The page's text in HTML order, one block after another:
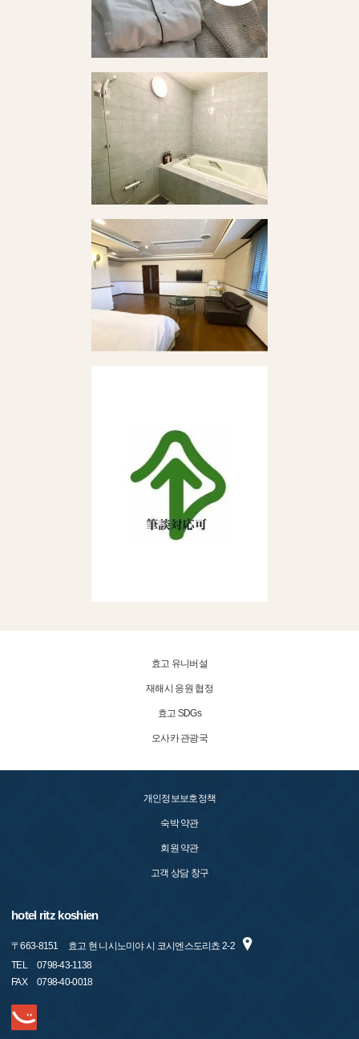
효고 유니버설
재해시 응원 협정
효고 SDGs
오사카 관광국
개인정보보호정책
숙박 약관
회원 약관
고객 상담 창구
hotel ritz koshien
〒663-8151
효고 현 니시노미야 시 코시엔스도리쵸 2-2
TEL
0798-43-1138
FAX
0798-40-0018